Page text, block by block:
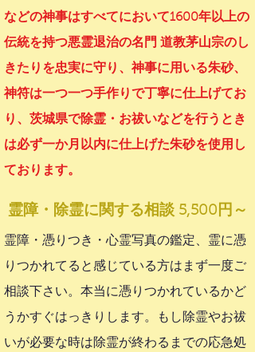
などの神事はすべてにおいて1600年以上の
伝統を持つ悪霊退治の名門 道教茅山宗のし
きたりを忠実に守り、神事に用いる朱砂、
神符は一つ一つ手作りで丁寧に仕上げてお
り、茨城県で除霊・お祓いなどを行うとき
は必ず一か月以内に仕上げた朱砂を使用し
ております。
霊障・除霊に関する相談 5,500円～
霊障・憑りつき・心霊写真の鑑定、霊に憑
りつかれてると感じている方はまず一度ご
相談下さい。本当に憑りつかれているかど
うかすぐはっきりします。もし除霊やお祓
いが必要な時は除霊が終わるまでの応急処